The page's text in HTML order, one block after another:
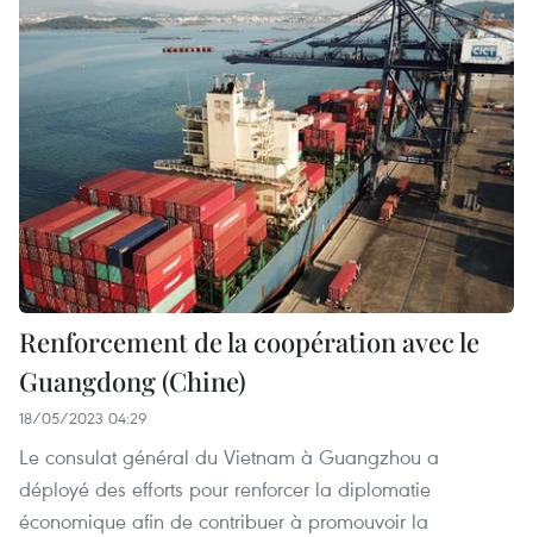
Renforcement de la coopération avec le
Guangdong (Chine)
18/05/2023 04:29
Le consulat général du Vietnam à Guangzhou a
déployé des efforts pour renforcer la diplomatie
économique afin de contribuer à promouvoir la